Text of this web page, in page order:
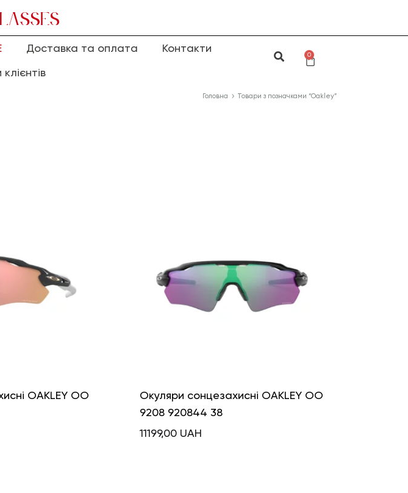
Доставка та оплата
Контакти
клієнтів
0
Головна Товари з позначками “Oakley”
OAKLEY OO
Окуляри сонцезахисні OAKLEY OO
9208 920844 38
11199,00 UAH